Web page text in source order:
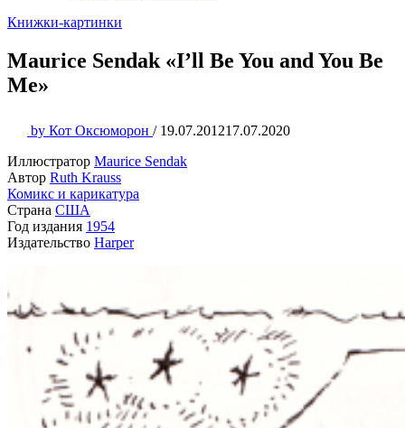
Книжки-картинки
Maurice Sendak «I’ll Be You and You Be
Me»
by Кот Оксюморон / 19.07.201217.07.2020
Иллюстратор Maurice Sendak
Автор Ruth Krauss
Комикс и карикатура
Страна США
Год издания 1954
Издательство Harper